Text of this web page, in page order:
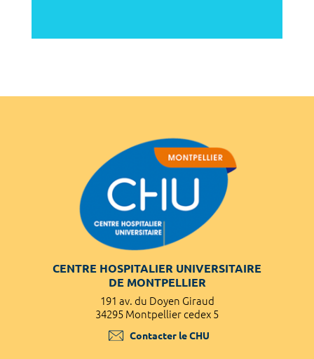
CENTRE HOSPITALIER UNIVERSITAIRE
DE MONTPELLIER
191 av. du Doyen Giraud
34295 Montpellier cedex 5
Contacter le CHU